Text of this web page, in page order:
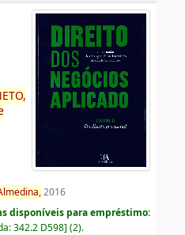
2016
disponíveis para empréstimo:
342.2 D598] (2).